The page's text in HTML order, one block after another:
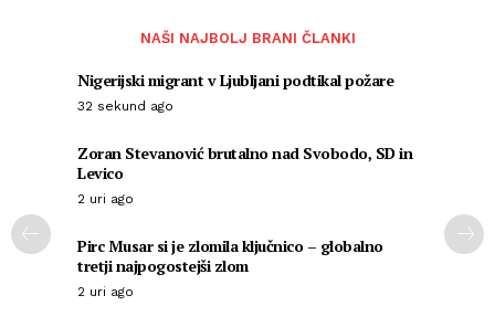
NAŠI NAJBOLJ BRANI ČLANKI
Nigerijski migrant v Ljubljani podtikal požare
32 sekund ago
Zoran Stevanović brutalno nad Svobodo, SD in
Levico
2 uri ago
Pirc Musar si je zlomila ključnico – globalno
tretji najpogostejši zlom
2 uri ago